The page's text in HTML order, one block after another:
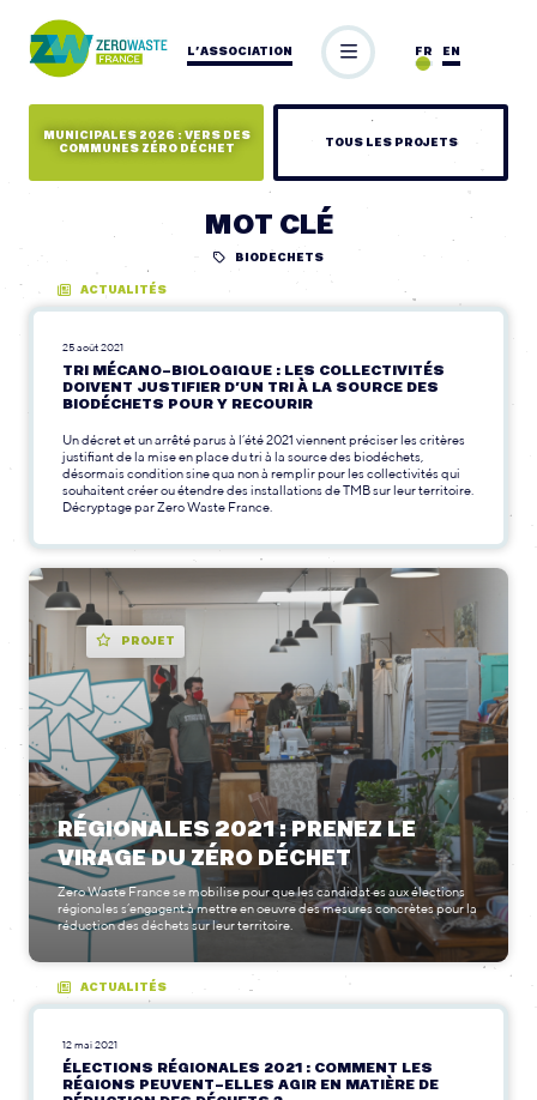
L’ASSOCIATION EN
FR
MUNICIPALES 2026 : VERS DES
COMMUNES ZÉRO DÉCHET
TOUS LES PROJETS
MOT CLÉ
BIODECHETS
ACTUALITÉS
25 août 2021
TRI MÉCANO-BIOLOGIQUE : LES COLLECTIVITÉS
DOIVENT JUSTIFIER D’UN TRI À LA SOURCE DES
BIODÉCHETS POUR Y RECOURIR
Un décret et un arrêté parus à l’été 2021 viennent préciser les critères
justifiant de la mise en place du tri à la source des biodéchets,
désormais condition sine qua non à remplir pour les collectivités qui
souhaitent créer ou étendre des installations de TMB sur leur territoire.
Décryptage par Zero Waste France.
PROJET
RÉGIONALES 2021 : PRENEZ LE
VIRAGE DU ZÉRO DÉCHET
Zero Waste France se mobilise pour que les candidat·es aux élections
régionales s’engagent à mettre en oeuvre des mesures concrètes pour la
réduction des déchets sur leur territoire.
ACTUALITÉS
12 mai 2021
ÉLECTIONS RÉGIONALES 2021 : COMMENT LES
RÉGIONS PEUVENT-ELLES AGIR EN MATIÈRE DE